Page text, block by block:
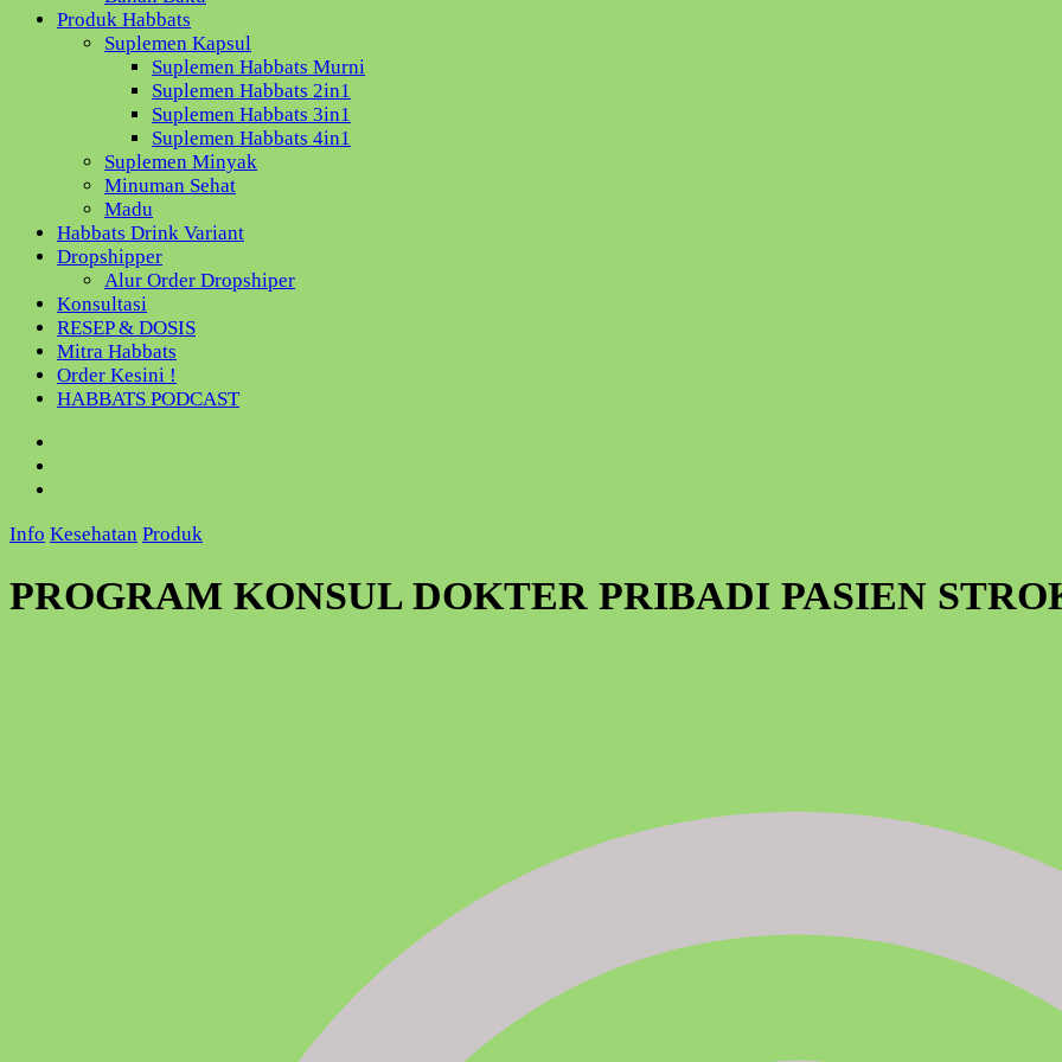
Produk Habbats
Suplemen Kapsul
Suplemen Habbats Murni
Suplemen Habbats 2in1
Suplemen Habbats 3in1
Suplemen Habbats 4in1
Suplemen Minyak
Minuman Sehat
Madu
Habbats Drink Variant
Dropshipper
Alur Order Dropshiper
Konsultasi
RESEP & DOSIS
Mitra Habbats
Order Kesini !
HABBATS PODCAST
Info Kesehatan Produk
PROGRAM KONSUL DOKTER PRIBADI PASIEN